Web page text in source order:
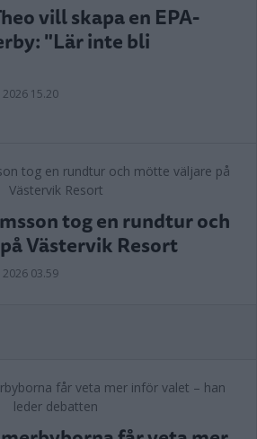
vill skapa en EPA-
"Lär inte bli
15.20
tog en rundtur och
Västervik Resort
03.59